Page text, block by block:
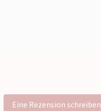
Eine Rezension schreiben